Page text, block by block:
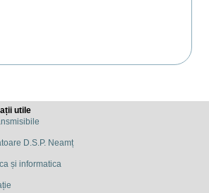
utile
D.S.P. Neamț
și informatica